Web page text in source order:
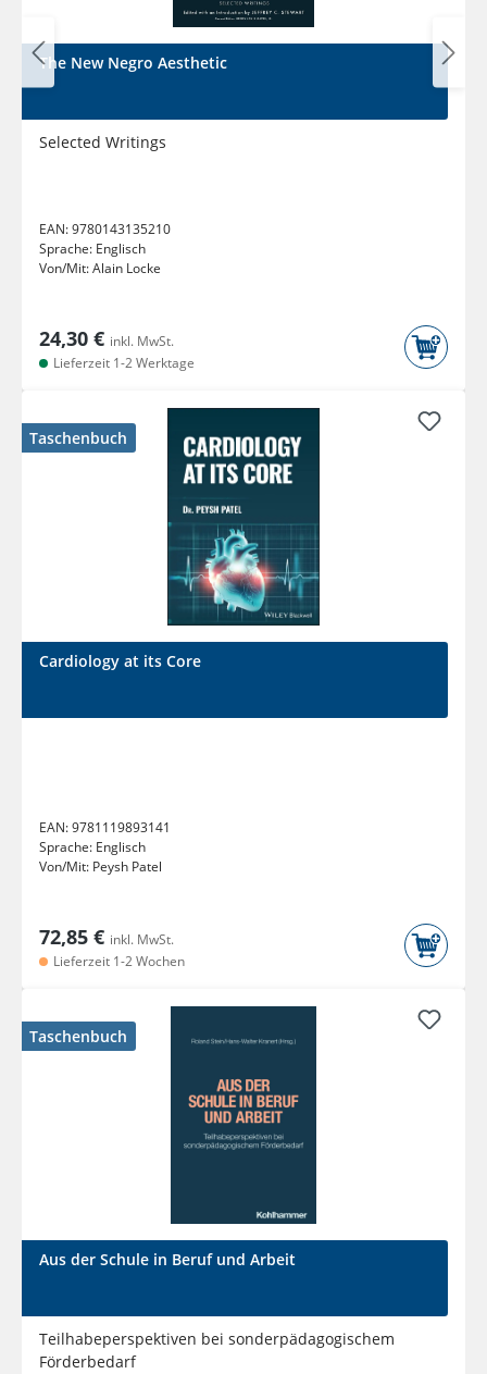
The New Negro Aesthetic
Selected Writings
EAN:9780143135210
Sprache: Englisch
Von/Mit:Alain Locke
24,30 € inkl. MwSt.
Lieferzeit 1-2 Werktage
Taschenbuch
Cardiology at its Core
EAN:9781119893141
Sprache: Englisch
Von/Mit: Peysh Patel
72,85 € inkl. MwSt.
Lieferzeit 1-2 Wochen
Taschenbuch
Aus der Schule in Beruf und Arbeit
Teilhabeperspektiven bei sonderpädagogischem
Förderbedarf